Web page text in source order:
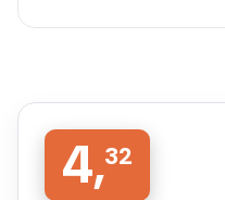
4,32